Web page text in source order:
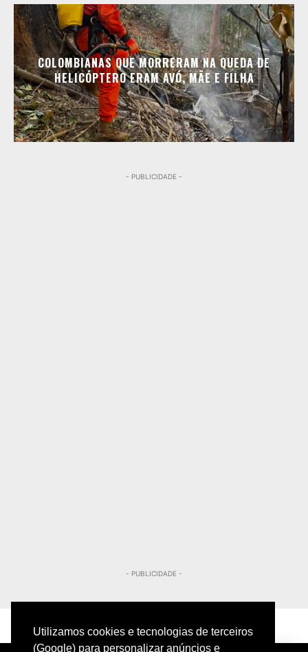
Utilizamos cookies e tecnologias de terceiros
(Google) para personalizar anúncios e
COLOMBIANAS QUE MORRERAM NA QUEDA DE
HELICÓPTERO ERAM AVÓ, MÃE E FILHA
- PUBLICIDADE -
- PUBLICIDADE -